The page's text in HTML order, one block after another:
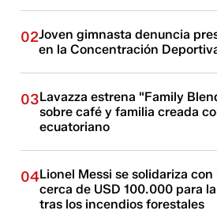
02Joven gimnasta denuncia
en la Concentración
03Lavazza estrena "Family
sobre café y familia creada
ecuatoriano
04Lionel Messi se solidariza
cerca de USD 100.000 para
tras los incendios forestales